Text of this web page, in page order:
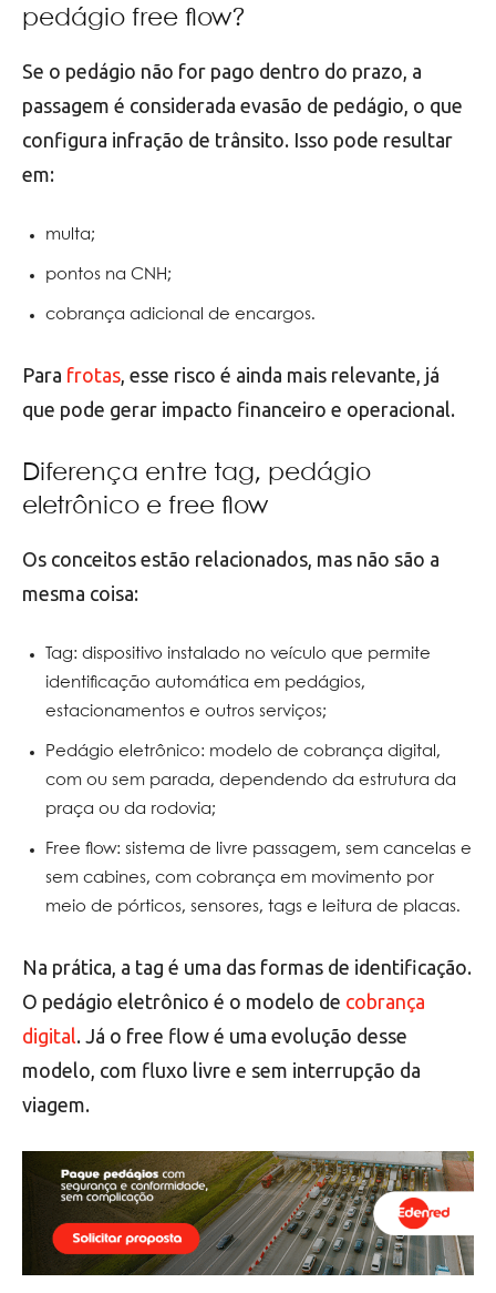
pedágio free flow?
Se o pedágio não for pago dentro do prazo, a
passagem é considerada evasão de pedágio, o que
configura infração de trânsito. Isso pode resultar
em:
multa;
pontos na CNH;
cobrança adicional de encargos.
Para frotas, esse risco é ainda mais relevante, já
que pode gerar impacto financeiro e operacional.
Diferença entre tag, pedágio
eletrônico e free flow
Os conceitos estão relacionados, mas não são a
mesma coisa:
Tag: dispositivo instalado no veículo que permite
identificação automática em pedágios,
estacionamentos e outros serviços;
Pedágio eletrônico: modelo de cobrança digital,
com ou sem parada, dependendo da estrutura da
praça ou da rodovia;
Free flow: sistema de livre passagem, sem cancelas e
sem cabines, com cobrança em movimento por
meio de pórticos, sensores, tags e leitura de placas.
Na prática, a tag é uma das formas de identificação.
O pedágio eletrônico é o modelo de cobrança
digital. Já o free flow é uma evolução desse
modelo, com fluxo livre e sem interrupção da
viagem.